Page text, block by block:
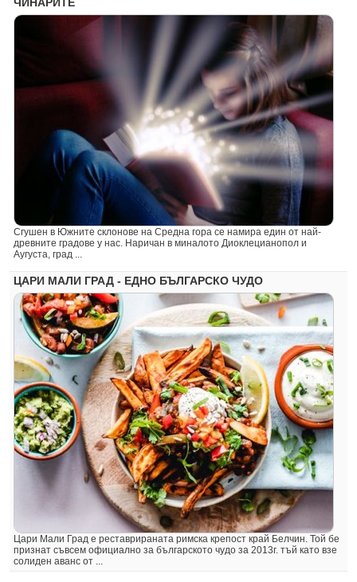
Сгушен в Южните склонове на Средна гора се намира един от най-
древните градове у нас. Наричан в миналото Диоклецианопол и
Аугуста, град ...
ЦАРИ МАЛИ ГРАД - ЕДНО БЪЛГАРСКО ЧУДО
Цари Мали Град е реставрираната римска крепост край Белчин. Той бе
признат съвсем официално за българското чудо за 2013г. тъй като взе
солиден аванс от ...